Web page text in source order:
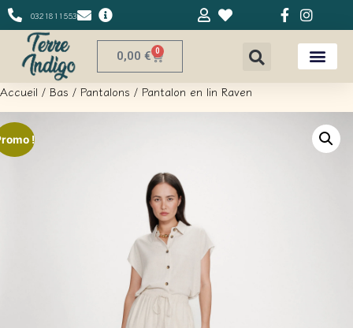
0321811553
0,00 € 0
Accueil / Bas / Pantalons / Pantalon en lin Raven
!